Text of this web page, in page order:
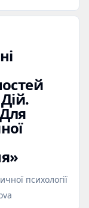
психології